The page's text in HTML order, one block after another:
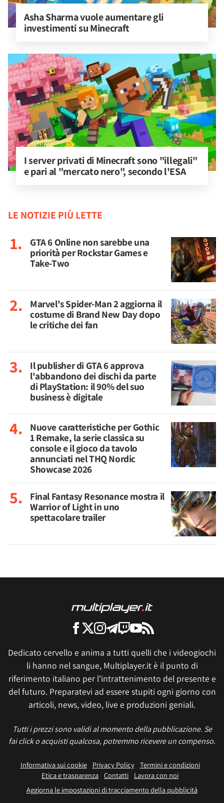
Asha Sharma vuole aumentare gli
investimenti su Minecraft
I server privati di Minecraft sono "illegali"
e pari al "mercato nero", secondo l'ESA
LE NOTIZIE PIÙ LETTE
GTA 6 Online non sarebbe una
priorità per Rockstar Games e
Take-Two
Marvel's Spider-Man 2 aggiorna il
costume di Brand New Day dopo
le critiche dei fan
Il publisher di GTA 6 approva
l'abbandono dei dischi da parte
di PlayStation: il 90% del suo
business è digitale
Nuove caratteristiche per Gothic
1 Remake, la serie classica su
console e il gioco da tavolo
annunciati nel THQ Nordic
Showcase 2026
Final Fantasy Resonance mostra il
Warrior of Light in uno
spettacolare trailer
Dedicato cervello e anima a tutti quelli che i videogiochi
li hanno nel sangue, Multiplayer.it è il punto di
riferimento italiano per l'intrattenimento del presente e
del futuro. Preparatevi ad essere stupiti ogni giorno con
articoli, news, video, live e produzioni geniali.
Tutti i prezzi sono validi al momento della pubblicazione. Se
fai click o acquisti qualcosa, potremmo ricevere un compenso.
Informativa sui cookie Privacy Policy
Termini e condizioni
Etica e trasparenza Contatti
Lavora con noi
Aggiorna le impostazioni di tracciamento della pubblicità